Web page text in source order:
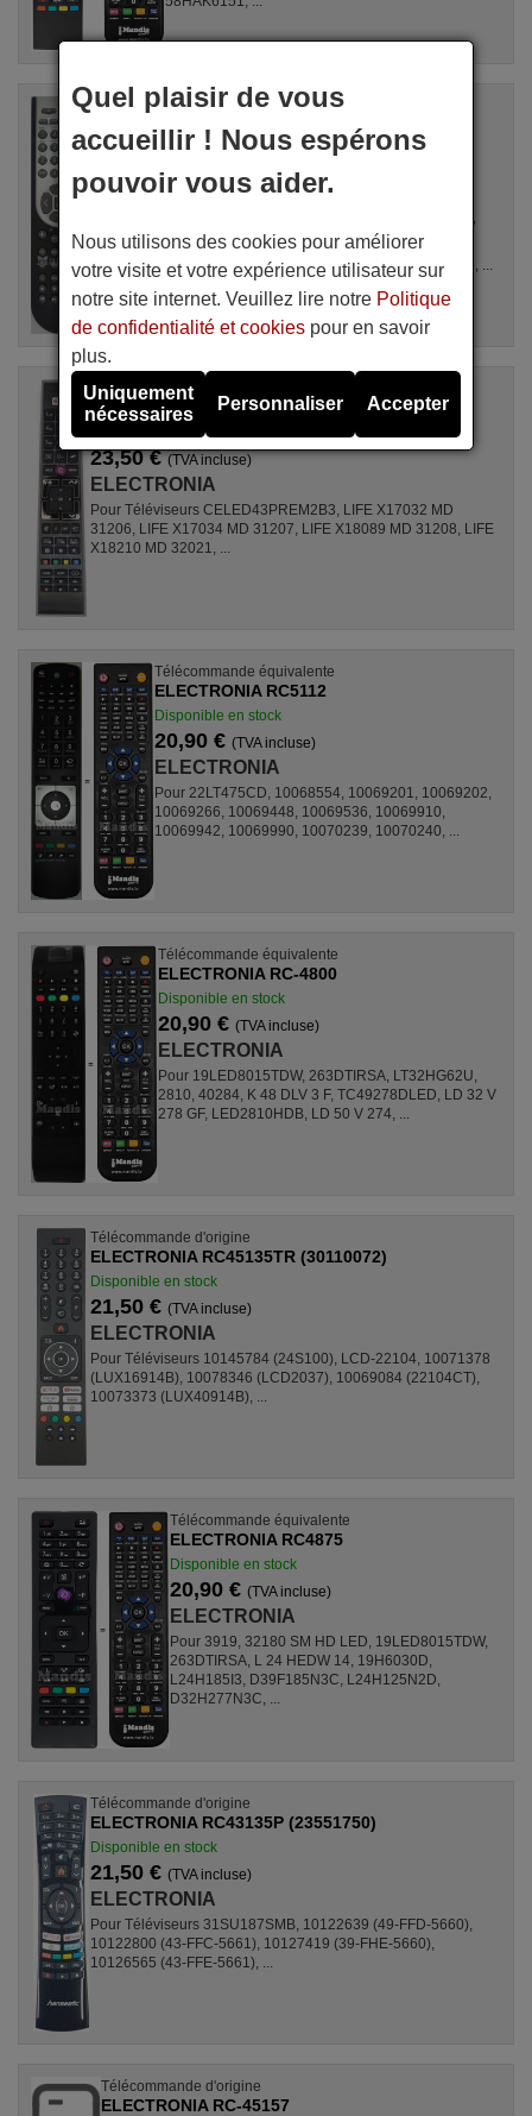
Télécommande équivalente
ELECTRONIA Vestel-RC1900
Disponible en stock
20,90 €(TVA incluse)
Pour NSI22DVD901, PS19D101W, PS19D101W
10068790, PS26CTD6 10067932, 1006 41 59,
1006 41 60, 1006 41 64, 1006 5190, 1006 66 16, ...
Télécommande d'origine
ELECTRONIA RCA4995 (23389445)
Disponible en stock
23,50 €(TVA incluse)
ELECTRONIA
Pour Téléviseurs CELED43PREM2B3, LIFE X17032 MD
31206, LIFE X17034 MD 31207, LIFE X18089 MD 31208, LIFE
X18210 MD 32021, ...
Télécommande équivalente
ELECTRONIA RC5112
Disponible en stock
20,90 €(TVA incluse)
ELECTRONIA
Pour 22LT475CD, 10068554, 10069201, 10069202,
10069266, 10069448, 10069536, 10069910,
10069942, 10069990, 10070239, 10070240, ...
Télécommande équivalente
ELECTRONIA RC-4800
Disponible en stock
20,90 €(TVA incluse)
ELECTRONIA
Pour 19LED8015TDW, 263DTIRSA, LT32HG62U,
2810, 40284, K 48 DLV 3 F, TC49278DLED, LD 32 V
278 GF, LED2810HDB, LD 50 V 274, ...
Télécommande d'origine
ELECTRONIA RC45135TR (30110072)
Disponible en stock
21,50 € (TVA incluse)
ELECTRONIA
Pour Téléviseurs 10145784 (24S100), LCD-22104, 10071378
(LUX16914B), 10078346 (LCD2037), 10069084 (22104CT),
10073373 (LUX40914B), ...
Télécommande équivalente
ELECTRONIA RC4875
Disponible en stock
20,90 €(TVA incluse)
ELECTRONIA
Pour 3919, 32180 SM HD LED, 19LED8015TDW,
263DTIRSA, L 24 HEDW 14, 19H6030D,
L24H185I3, D39F185N3C, L24H125N2D,
D32H277N3C, ...
Télécommande d'origine
ELECTRONIA RC43135P (23551750)
Disponible en stock
21,50 € (TVA incluse)
ELECTRONIA
Pour Téléviseurs 31SU187SMB, 10122639 (49-FFD-5660),
10122800 (43-FFC-5661), 10127419 (39-FHE-5660),
10126565 (43-FFE-5661), ...
Télécommande d'origine
ELECTRONIA RC-45157
Quel plaisir de vous
accueillir ! Nous espérons
pouvoir vous aider.
Nous utilisons des cookies pour améliorer
votre visite et votre expérience utilisateur sur
notre site internet. Veuillez lire notre Politique
de confidentialité et cookies pour en savoir
plus.
Uniquement
nécessaires
Personnaliser Accepter